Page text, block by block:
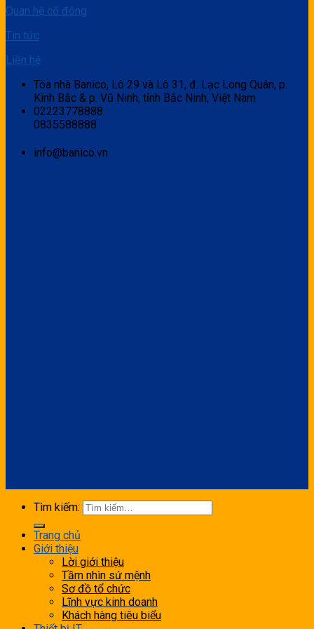
Quan hệ cổ đông
Tin tức
Liên hệ
Tòa nhà Banico, Lô 29 và Lô 31, đ. Lạc Long Quân, p.
Kinh Bắc & p. Vũ Ninh, tỉnh Bắc Ninh, Việt Nam
02223778888
0835588888
info@banico.vn
Tìm kiếm:
Trang chủ
Giới thiệu
Lời giới thiệu
Tầm nhìn sứ mệnh
Sơ đồ tổ chức
Lĩnh vực kinh doanh
Khách hàng tiêu biểu